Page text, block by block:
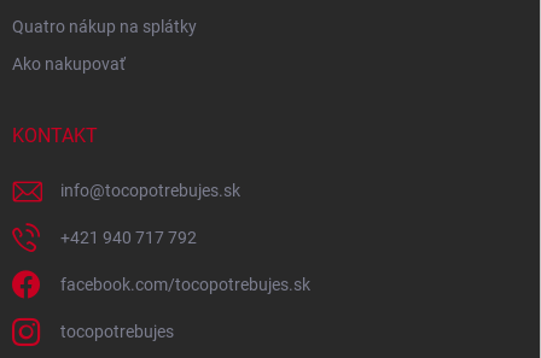
Quatro nákup na splátky
Ako nakupovať
KONTAKT
info@tocopotrebujes.sk
+421 940 717 792
facebook.com/tocopotrebujes.sk
tocopotrebujes